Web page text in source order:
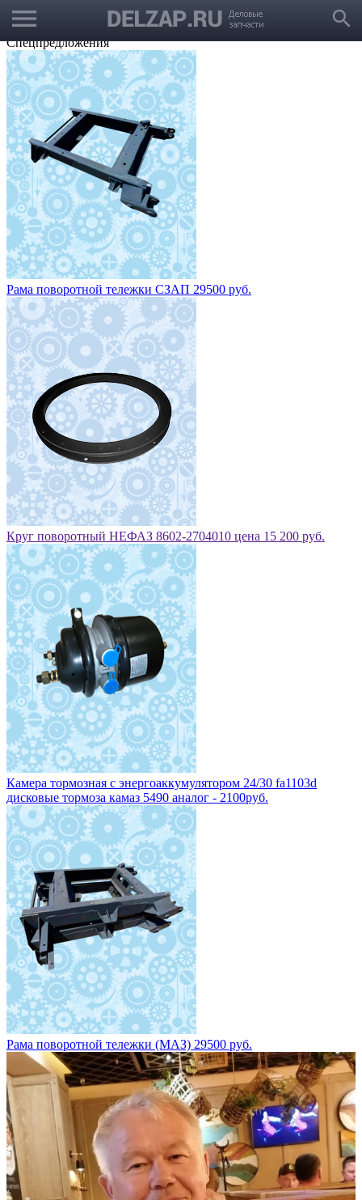
menu search
Выбрать город
Корзина
Заказать звонок
Спецпредложения
Рама поворотной тележки СЗАП 29500 руб.
Круг поворотный НЕФАЗ 8602-2704010 цена 15 200 руб.
Камера тормозная с энергоаккумулятором 24/30 fa1103d
дисковые тормоза камаз 5490 аналог - 2100руб.
Рама поворотной тележки (МАЗ) 29500 руб.